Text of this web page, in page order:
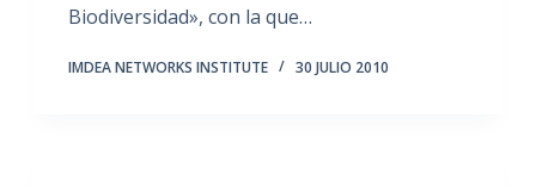
Biodiversidad», con la que…
IMDEA NETWORKS INSTITUTE 30 JULIO 2010